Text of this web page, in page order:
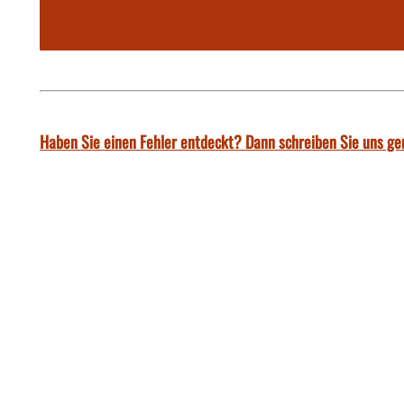
Haben Sie einen Fehler entdeckt? Dann schreiben Sie uns